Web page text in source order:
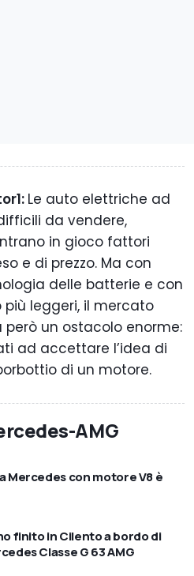
Le auto elettriche ad
da vendere,
in gioco fattori
e di prezzo. Ma con
delle batterie e con
leggeri, il mercato
però un ostacolo enorme:
ad accettare l’idea di
di un motore.
AMG
Mercedes con motore V8 è
finito in Cilento a bordo di
Classe G 63 AMG